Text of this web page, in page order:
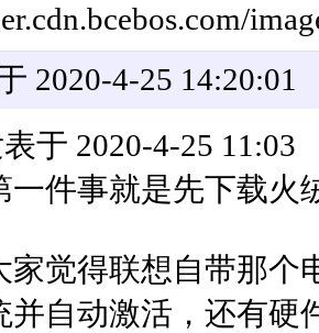
2020-4-25 14:20:01
于 2020-4-25 11:03
一件事就是先下载火
家觉得联想自带那
并自动激活，还有硬